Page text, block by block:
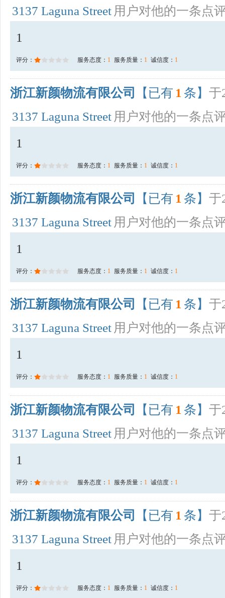
3137 Laguna Street 用户对他的一条点
1
评分： 服务态度： 1 服务质量： 1 诚信度： 1
浙江新颜物流有限公司 【已有 1 条】 于
3137 Laguna Street 用户对他的一条点
1
评分： 服务态度： 1 服务质量： 1 诚信度： 1
浙江新颜物流有限公司 【已有 1 条】 于
3137 Laguna Street 用户对他的一条点
1
评分： 服务态度： 1 服务质量： 1 诚信度： 1
浙江新颜物流有限公司 【已有 1 条】 于
3137 Laguna Street 用户对他的一条点
1
评分： 服务态度： 1 服务质量： 1 诚信度： 1
浙江新颜物流有限公司 【已有 1 条】 于
3137 Laguna Street 用户对他的一条点
1
评分： 服务态度： 1 服务质量： 1 诚信度： 1
浙江新颜物流有限公司 【已有 1 条】 于
3137 Laguna Street 用户对他的一条点
1
评分： 服务态度： 1 服务质量： 1 诚信度： 1